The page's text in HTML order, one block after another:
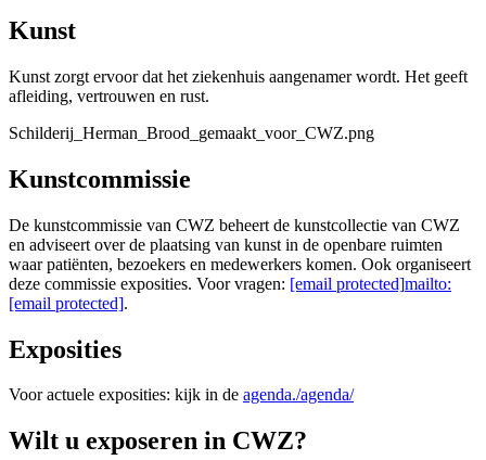
Kunst
Kunst zorgt ervoor dat het ziekenhuis aangenamer wordt. Het geeft
afleiding, vertrouwen en rust.
Schilderij_Herman_Brood_gemaakt_voor_CWZ.png
Kunstcommissie
De kunstcommissie van CWZ beheert de kunstcollectie van CWZ
en adviseert over de plaatsing van kunst in de openbare ruimten
waar patiënten, bezoekers en medewerkers komen. Ook organiseert
deze commissie exposities. Voor vragen: [email protected]mailto:
[email protected].
Exposities
Voor actuele exposities: kijk in de agenda./agenda/
Wilt u exposeren in CWZ?